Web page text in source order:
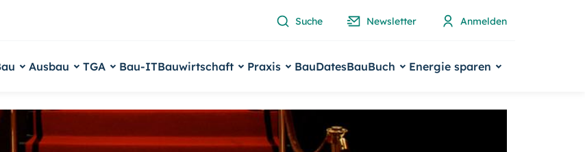
Suche Newsletter Anmelden
Ausbau TGA Bau-ITBauwirtschaft Praxis BauDatesBauBuch Energie sparen